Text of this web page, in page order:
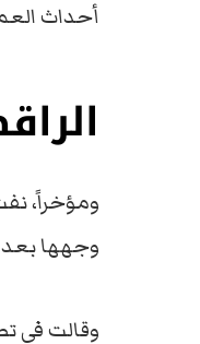
أحداث
ومؤخراً،
وجهها بعد
وقالت في